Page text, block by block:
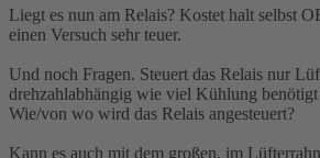
Liegt es nun am Relais? Kostet halt selbst
einen Versuch sehr teuer.
Und noch Fragen. Steuert das Relais nur
drehzahlabhängig wie viel Kühlung
Wie/von wo wird das Relais angesteuert?
Kann es auch mit dem großen, im